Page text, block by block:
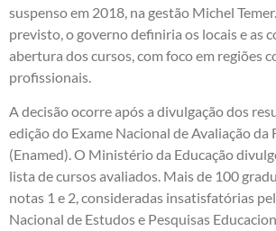
suspenso em 2018, na gestão Michel
previsto, o governo definiria os locais e as
abertura dos cursos, com foco em regiões
profissionais.
A decisão ocorre após a divulgação dos
edição do Exame Nacional de Avaliação da
(Enamed). O Ministério da Educação
lista de cursos avaliados. Mais de 100
notas 1 e 2, consideradas insatisfatórias
Nacional de Estudos e Pesquisas